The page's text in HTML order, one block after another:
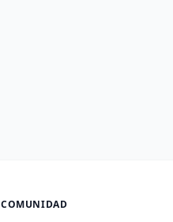
COMUNIDAD